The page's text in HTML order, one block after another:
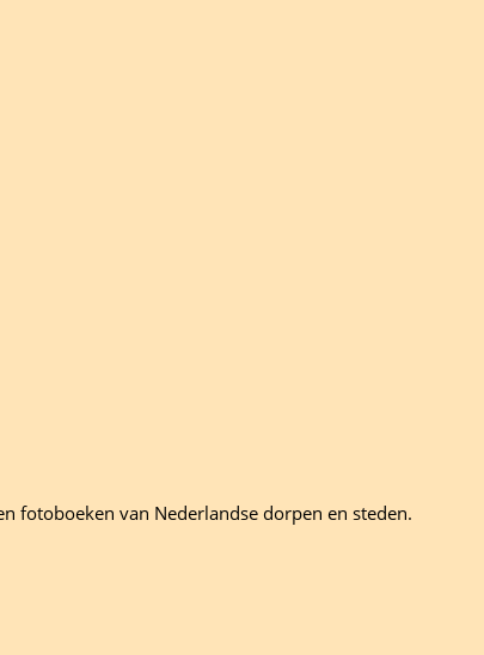
fotoboeken van Nederlandse dorpen en steden.